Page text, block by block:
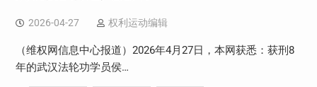
2026-04-27 权利运动编辑
（维权网信息中心报道）2026年4月27日，本网获悉：获刑8
年的武汉法轮功学员侯…